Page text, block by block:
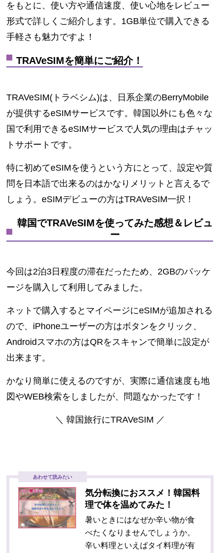
をもとに、使い方や通信速度、使い心地をレビュー
形式で詳しくご紹介します。1GB単位で購入できる
手軽さも魅力ですよ！
TRAVeSIMを簡単にご紹介！
TRAVeSIM(トラベシム)は、日系企業のBerryMobile
が提供するeSIMサービスです。韓国以外にも色々な
国で利用できるeSIMサービスで人気の理由はチャッ
トサポートです。
特に初めてeSIMを使うという方にとって、設定や質
問を日本語で出来るのはかなりメリットと言えるで
しょう。eSIMデビューの方はTRAVeSIM一択！
韓国でTRAVeSIMを使ってみた感想＆レビュ
ー
今回は2泊3日程度の滞在だったため、2GBのパッケ
ージを購入して利用してみました。
ネットで購入するとマイページにeSIMが追加される
ので、iPhoneユーザーの方はボタンをクリック、
Androidスマホの方はQRをスキャンで簡単に設定が
出来ます。
かなり簡単に使えるのですが、実際に通信速度も地
図やWEB検索をしましたが、問題なかったです！
＼ 韓国旅行にTRAVeSIM ／
あわせて読みたい
気分転換におススメ！韓国料
理で体を温めてみた！
暑いときにはなぜか辛い物が食
べたくなりませんでしょうか。
辛い料理といえばタイ料理が有